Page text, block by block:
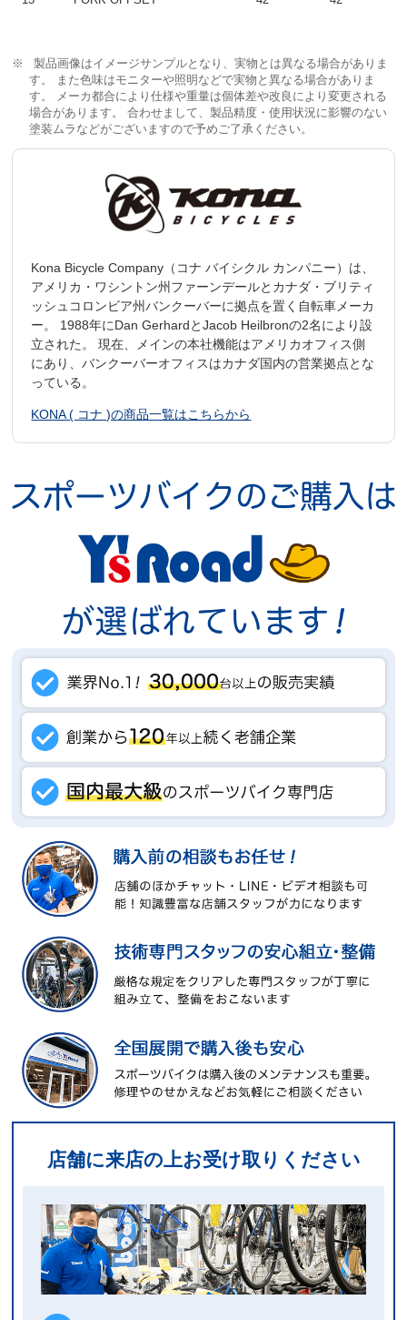
製品画像はイメージサンプルとなり、実物とは異なる場合がありま
す。 また色味はモニターや照明などで実物と異なる場合がありま
す。 メーカ都合により仕様や重量は個体差や改良により変更される
場合があります。 合わせまして、製品精度・使用状況に影響のない
塗装ムラなどがございますので予めご了承ください。
Kona Bicycle Company（コナ バイシクル カンパニー）は、
アメリカ・ワシントン州ファーンデールとカナダ・ブリティ
ッシュコロンビア州バンクーバーに拠点を置く自転車メーカ
ー。 1988年にDan GerhardとJacob Heilbronの2名により設
立された。 現在、メインの本社機能はアメリカオフィス側
にあり、バンクーバーオフィスはカナダ国内の営業拠点とな
っている。
KONA ( コナ )の商品一覧はこちらから
店舗に来店の上お受け取りください